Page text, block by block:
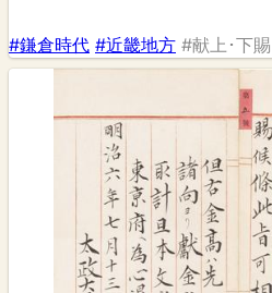
#鎌倉時代 #近畿地方 #献上･下賜